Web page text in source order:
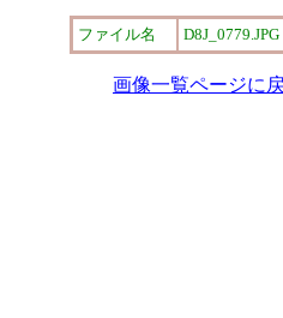
ファイル名 D8J_0779.JPG
画像一覧ページに